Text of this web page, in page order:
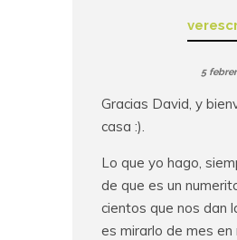
5
Gracias David, y
casa :).
Lo que yo hago,
de que es un
cientos que nos dan
es mirarlo de mes